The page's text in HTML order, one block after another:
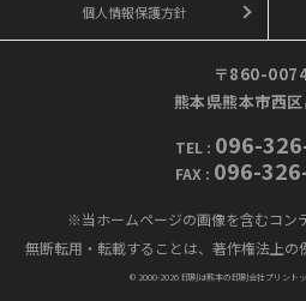
個人情報保護方針
〒860-
熊本県熊本市西
TEL : 096-
FAX : 096-
※当ホームページの画像を含むコン
無断転用・転載することは、著作権法上の
© 2000-2026 印刷は熊本の印刷会社プリント